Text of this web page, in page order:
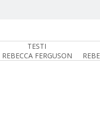
TESTI
REBECCA FERGUSON